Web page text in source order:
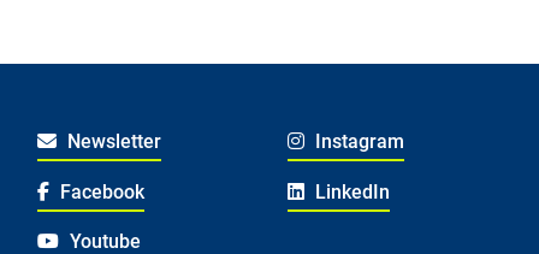
Newsletter Instagram
Facebook LinkedIn
Youtube